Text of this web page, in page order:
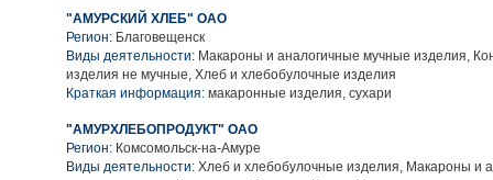
"АМУРСКИЙ ХЛЕБ" ОАО
Регион: Благовещенск
Виды деятельности: Макароны и аналогичные мучные изделия,
изделия не мучные, Хлеб и хлебобулочные изделия
Краткая информация: макаронные изделия, сухари
"АМУРХЛЕБОПРОДУКТ" ОАО
Регион: Комсомольск-на-Амуре
Виды деятельности: Хлеб и хлебобулочные изделия, Макароны и